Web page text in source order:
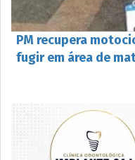
PM recupera
fugir em área de